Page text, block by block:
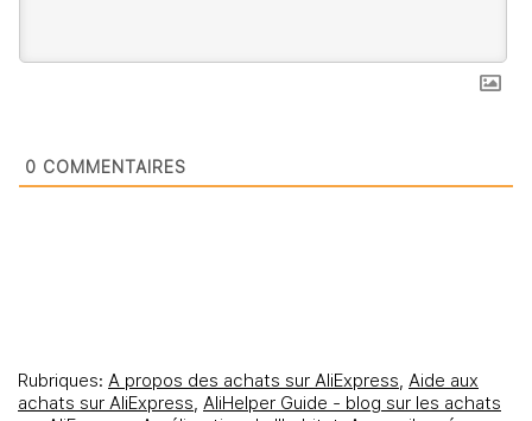
0 COMMENTAIRES
Rubriques: A propos des achats sur AliExpress, Aide aux
achats sur AliExpress, AliHelper Guide - blog sur les achats